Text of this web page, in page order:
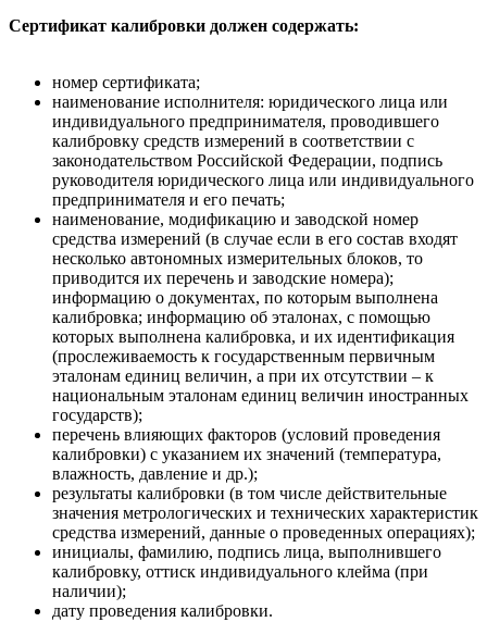
Сертификат калибровки должен содержать:
номер сертификата;
наименование исполнителя: юридического лица или
индивидуального предпринимателя, проводившего
калибровку средств измерений в соответствии с
законодательством Российской Федерации, подпись
руководителя юридического лица или индивидуального
предпринимателя и его печать;
наименование, модификацию и заводской номер
средства измерений (в случае если в его состав входят
несколько автономных измерительных блоков, то
приводится их перечень и заводские номера);
информацию о документах, по которым выполнена
калибровка; информацию об эталонах, с помощью
которых выполнена калибровка, и их идентификация
(прослеживаемость к государственным первичным
эталонам единиц величин, а при их отсутствии – к
национальным эталонам единиц величин иностранных
государств);
перечень влияющих факторов (условий проведения
калибровки) с указанием их значений (температура,
влажность, давление и др.);
результаты калибровки (в том числе действительные
значения метрологических и технических характеристик
средства измерений, данные о проведенных операциях);
инициалы, фамилию, подпись лица, выполнившего
калибровку, оттиск индивидуального клейма (при
наличии);
дату проведения калибровки.